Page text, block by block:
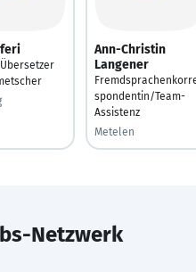
Ann-Christin
Langener
spondentin/Team-
Assistenz
Metelen
Netzwerk